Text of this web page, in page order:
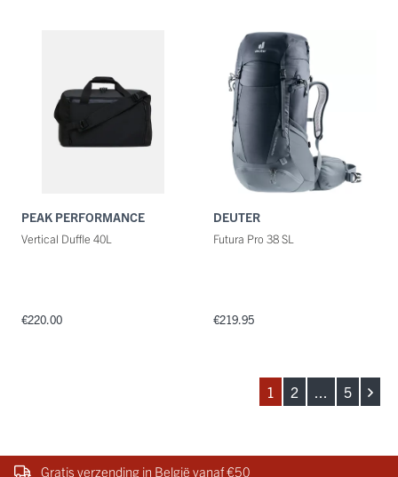
PEAK PERFORMANCE
Vertical Duffle 40L
€220.00
DEUTER
Futura Pro 38 SL
€219.95
1 2 ... 5
Gratis verzending in België vanaf €50